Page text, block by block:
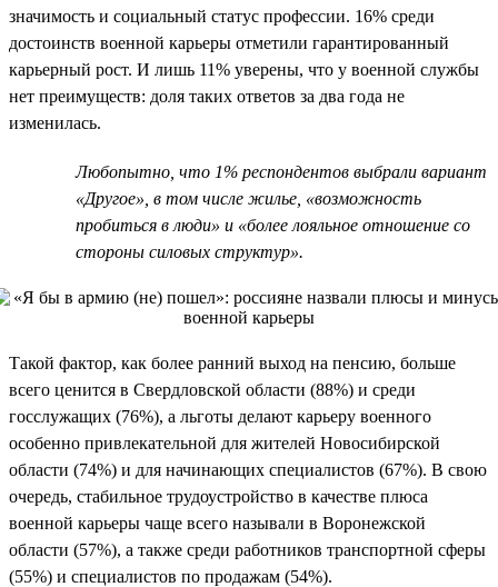
значимость и социальный статус профессии. 16% среди
достоинств военной карьеры отметили гарантированный
карьерный рост. И лишь 11% уверены, что у военной службы
нет преимуществ: доля таких ответов за два года не
изменилась.
Любопытно, что 1% респондентов выбрали вариант
«Другое», в том числе жилье, «возможность
пробиться в люди» и «более лояльное отношение со
стороны силовых структур».
Такой фактор, как более ранний выход на пенсию, больше
всего ценится в Свердловской области (88%) и среди
госслужащих (76%), а льготы делают карьеру военного
особенно привлекательной для жителей Новосибирской
области (74%) и для начинающих специалистов (67%). В свою
очередь, стабильное трудоустройство в качестве плюса
военной карьеры чаще всего называли в Воронежской
области (57%), а также среди работников транспортной сферы
(55%) и специалистов по продажам (54%).